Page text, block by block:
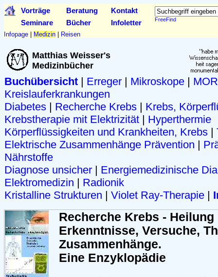
Vorträge Beratung Kontakt
FreeFind
Seminare Bücher Infoletter
Infopage Medizin Reisen
Matthias Weisser's
Medizinbücher
Buchübersicht | Erreger | Mikroskope |
Kreislauferkrankungen
Diabetes | Recherche Krebs | Krebs,
Krebstherapie mit Elektrizität | Hyperthermie
Körperflüssigkeiten und Krankheiten, Krebs |
Elektrische Zusammenhänge Prävention |
Nährstoffe
Diagnose unsicher | Energiemedizinische
Elektromedizin | Radionik
Kristalline Strukturen | Violet Ray-Therapie |
Recherche Krebs -
Erkenntnisse, Versuche,
Zusammenhänge.
Eine Enzyklopädie